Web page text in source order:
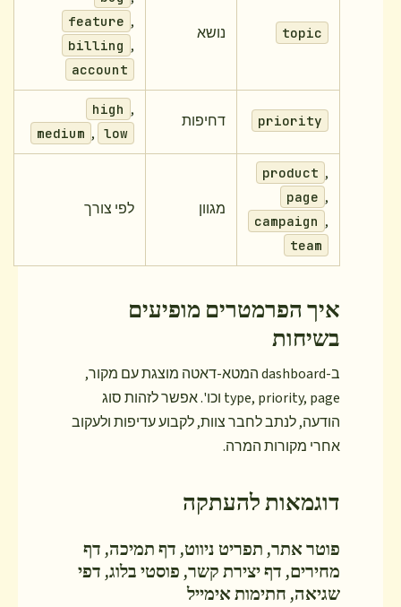
topic נושא
feature ,
billing ,
account
priority דחיפות
high ,
medium , low
product ,
page ,
campaign ,
team
מגוון לפי צורך
איך הפרמטרים מופיעים
בשיחות
ב-dashboard המטא-דאטה מוצגת עם מקור,
type, priority, page וכו'. אפשר לזהות סוג
הודעה, לנתב לחבר צוות, לקבוע עדיפות ולעקוב
אחרי מקורות המרה.
דוגמאות להעתקה
פוטר אתר, תפריט ניווט, דף תמיכה, דף
מחירים, דף יצירת קשר, פוסטי בלוג, דפי
שגיאה, חתימות אימייל